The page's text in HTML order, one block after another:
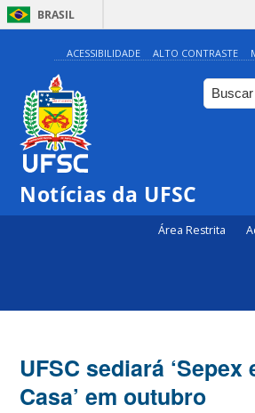
BRASIL
ACESSIBILIDADE ALTO CONTRASTE
Notícias da UFSC
Área Restrita
UFSC sediará ‘Sepex
Casa’ em outubro